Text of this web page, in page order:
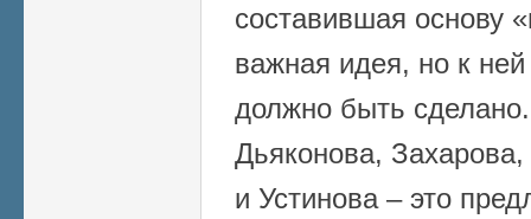
составившая основу
важная идея, но к
должно быть
Дьяконова,
и Устинова – это